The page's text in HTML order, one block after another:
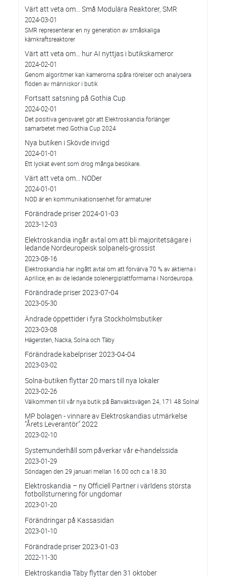
Värt att veta om... Små Modulära Reaktorer, SMR
2024-03-01
SMR representerar en ny generation av småskaliga
kärnkraftsreaktorer
Värt att veta om… hur AI nyttjas i butikskameror
2024-02-01
Genom algoritmer kan kamerorna spåra rörelser och analysera
flöden av människor i butik
Fortsatt satsning på Gothia Cup
2024-02-01
Det positiva gensvaret gör att Elektroskandia förlänger
samarbetet med Gothia Cup 2024
Nya butiken i Skövde invigd
2024-01-01
Ett lyckat event som drog många besökare.
Värt att veta om... NODer
2024-01-01
NOD är en kommunikationsenhet för armaturer
Förändrade priser 2024-01-03
2023-12-03
Elektroskandia ingår avtal om att bli majoritetsägare i
ledande Nordeuropeisk solpanels-grossist
2023-08-16
Elektroskandia har ingått avtal om att förvärva 70 % av aktierna i
Aprilice, en av de ledande solenergiplattformarna i Nordeuropa.
Förändrade priser 2023-07-04
2023-05-30
Ändrade öppettider i fyra Stockholmsbutiker
2023-03-08
Hägersten, Nacka, Solna och Täby
Förändrade kabelpriser 2023-04-04
2023-03-02
Solna-butiken flyttar 20 mars till nya lokaler
2023-02-26
Välkommen till vår nya butik på Banvaktsvägen 24, 171 48 Solna!
MP bolagen - vinnare av Elektroskandias utmärkelse
”Årets Leverantör” 2022
2023-02-10
Systemunderhåll som påverkar vår e-handelssida
2023-01-29
Söndagen den 29 januari mellan 16.00 och c:a 18.30
Elektroskandia – ny Officiell Partner i världens största
fotbollsturnering för ungdomar
2023-01-20
Förändringar på Kassasidan
2023-01-10
Förändrade priser 2023-01-03
2022-11-30
Elektroskandia Täby flyttar den 31 oktober